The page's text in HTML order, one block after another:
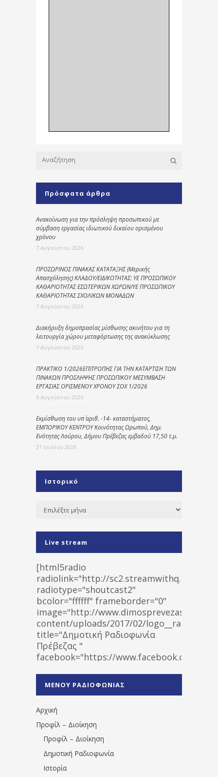
Πρόσφατα άρθρα
Ανακοίνωση για την πρόσληψη προσωπικού με
σύμβαση εργασίας ιδιωτικού δικαίου ορισμένου
χρόνου
7 Αυγούστου 2026
ΠΡΟΣΩΡΙΝΟΣ ΠΙΝΑΚΑΣ ΚΑΤΑΤΑΞΗΣ (Μερικής
Απασχόλησης) ΚΛΑΔΟΥ/ΕΙΔΙΚΟΤΗΤΑΣ: ΥΕ ΠΡΟΣΩΠΙΚΟΥ
ΚΑΘΑΡΙΟΤΗΤΑΣ ΕΣΩΤΕΡΙΚΩΝ ΧΩΡΩΝ/ΥΕ ΠΡΟΣΩΠΙΚΟΥ
ΚΑΘΑΡΙΟΤΗΤΑΣ ΣΧΟΛΙΚΩΝ ΜΟΝΑΔΩΝ
7 Αυγούστου 2026
Διακήρυξη δημοπρασίας μίσθωσης ακινήτου για τη
λειτουργία χώρου μεταφόρτωσης της ανακύκλωσης
7 Αυγούστου 2026
ΠΡΑΚΤΙΚΟ 1/2026ΕΠΙΤΡΟΠΗΣ ΓΙΑ ΤΗΝ ΚΑΤΑΡΤΙΣΗ ΤΩΝ
ΠΙΝΑΚΩΝ ΠΡΟΣΛΗΨΗΣ ΠΡΟΣΩΠΙΚΟΥ ΜΕΣΥΜΒΑΣΗ
ΕΡΓΑΣΙΑΣ ΟΡΙΣΜΕΝΟΥ ΧΡΟΝΟΥ ΣΟΧ 1/2026
6 Αυγούστου 2026
Εκμίσθωση του υπ΄ αριθ. -14- καταστήματος,
ΕΜΠΟΡΙΚΟΥ ΚΕΝΤΡΟΥ Κοινότητας Ωρωπού, Δημ.
Ενότητας Λούρου, Δήμου Πρέβεζας εμβαδού 17,50 τ.μ.
31 Ιουλίου 2026
Ιστορικό
Ιστορικό
Live stream
[html5radio
radiolink="http://
radiotype="shoutcast2"
bcolor="ffffff" frameborder="0"
image="http://www.dimosprevezas.gr/wp-
content/uploads/2017/02/
title="Δημοτική Ραδιοφωνία
Πρέβεζας "
facebook="https://www.facebook.com/
1531194763766854/" artist="" ]
ΜΕΝΟΥ ΡΑΔΙΟΦΩΝΙΑΣ
Αρχική
Προφίλ – Διοίκηση
Προφίλ – Διοίκηση
Δημοτική Ραδιοφωνία
Ιστορία